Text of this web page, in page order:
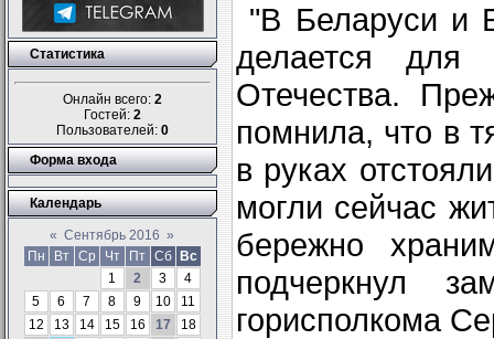
Статистика
Онлайн всего: 2
Гостей: 2
Пользователей: 0
Форма входа
Календарь
« Сентябрь 2016 »
Пн
Вт Ср Чт Пт Сб
Вс
1
2 3
4
5
6 7 8 9 10
11
12
13 14 15 16 17
18
"В Беларуси и
делается для
Отечества.
помнила, что в
в руках
могли сейчас
бережно
подчеркнул
горисполкома